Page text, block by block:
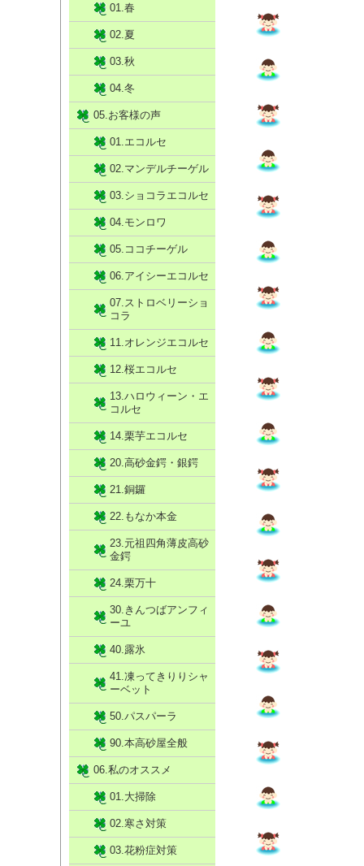
01.春
02.夏
03.秋
04.冬
05.お客様の声
01.エコルセ
02.マンデルチーゲル
03.ショコラエコルセ
04.モンロワ
05.ココチーゲル
06.アイシーエコルセ
07.ストロベリーショ
コラ
11.オレンジエコルセ
12.桜エコルセ
13.ハロウィーン・エ
コルセ
14.栗芋エコルセ
20.高砂金鍔・銀鍔
21.銅鑼
22.もなか本金
23.元祖四角薄皮高砂
金鍔
24.栗万十
30.きんつばアンフィ
ーユ
40.露氷
41.凍ってきりりシャ
ーベット
50.パスパーラ
90.本高砂屋全般
06.私のオススメ
01.大掃除
02.寒さ対策
03.花粉症対策